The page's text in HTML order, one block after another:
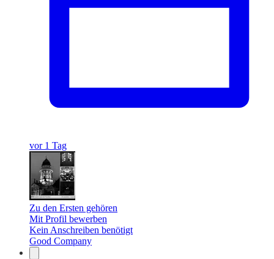
vor 1 Tag
Zu den Ersten gehören
Mit Profil bewerben
Kein Anschreiben benötigt
Good Company